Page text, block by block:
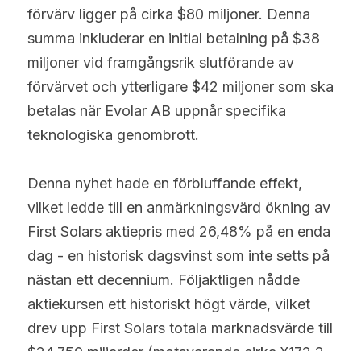
förvärv ligger på cirka $80 miljoner. Denna
summa inkluderar en initial betalning på $38
miljoner vid framgångsrik slutförande av
förvärvet och ytterligare $42 miljoner som ska
betalas när Evolar AB uppnår specifika
teknologiska genombrott.
Denna nyhet hade en förbluffande effekt,
vilket ledde till en anmärkningsvärd ökning av
First Solars aktiepris med 26,48% på en enda
dag - en historisk dagsvinst som inte setts på
nästan ett decennium. Följaktligen nådde
aktiekursen ett historiskt högt värde, vilket
drev upp First Solars totala marknadsvärde till